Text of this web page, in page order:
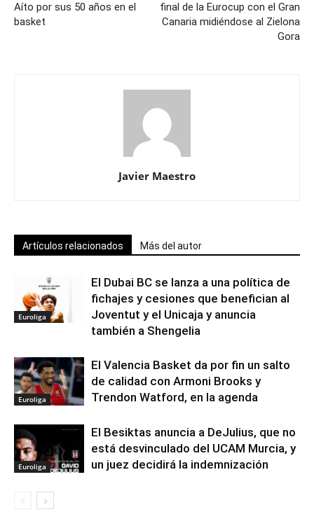
Aíto por sus 50 años en el
basket
final de la Eurocup con el Gran
Canaria midiéndose al Zielona
Gora
Javier Maestro
Artículos relacionados Más del autor
Euroliga
El Dubai BC se lanza a una política de
fichajes y cesiones que benefician al
Joventut y el Unicaja y anuncia
también a Shengelia
Euroliga
El Valencia Basket da por fin un salto
de calidad con Armoni Brooks y
Trendon Watford, en la agenda
Euroliga
El Besiktas anuncia a DeJulius, que no
está desvinculado del UCAM Murcia, y
un juez decidirá la indemnización